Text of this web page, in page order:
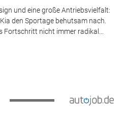
und eine große Antriebsvielfalt:
den Sportage behutsam nach.
Fortschritt nicht immer radikal...